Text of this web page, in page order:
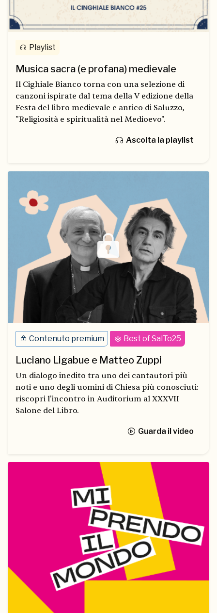
Playlist
Musica sacra (e profana) medievale
Il Cighiale Bianco torna con una selezione di
canzoni ispirate dal tema della V edizione della
Festa del libro medievale e antico di Saluzzo,
"Religiosità e spiritualità nel Medioevo".
Ascolta la playlist
Contenuto premium Best of SalTo25
Luciano Ligabue e Matteo Zuppi
Un dialogo inedito tra uno dei cantautori più
noti e uno degli uomini di Chiesa più conosciuti:
riscopri l'incontro in Auditorium al XXXVII
Salone del Libro.
Guarda il video